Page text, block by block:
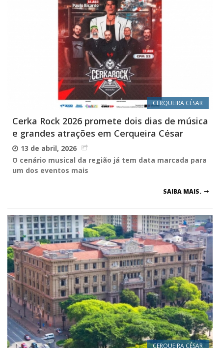
CERQUEIRA CÉSAR
Cerka Rock 2026 promete dois dias de música
e grandes atrações em Cerqueira César
13 de abril, 2026
O cenário musical da região já tem data marcada para
um dos eventos mais
SAIBA MAIS.
CERQUEIRA CÉSAR